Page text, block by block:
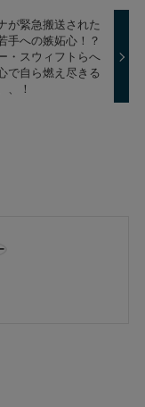
が緊急搬送された
手への嫉妬心！？
・スウィフトらへ
で自ら燃え尽きる
、！